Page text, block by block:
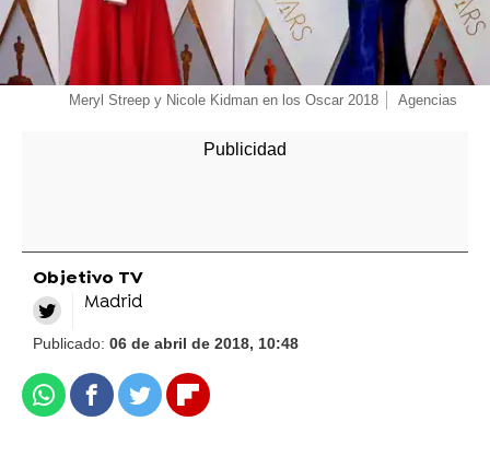
Meryl Streep y Nicole Kidman en los Oscar 2018 Agencias
Objetivo TV
Madrid
Publicado: 06 de abril de 2018, 10:48
WhatsappFacebook
TwitterFlipboard